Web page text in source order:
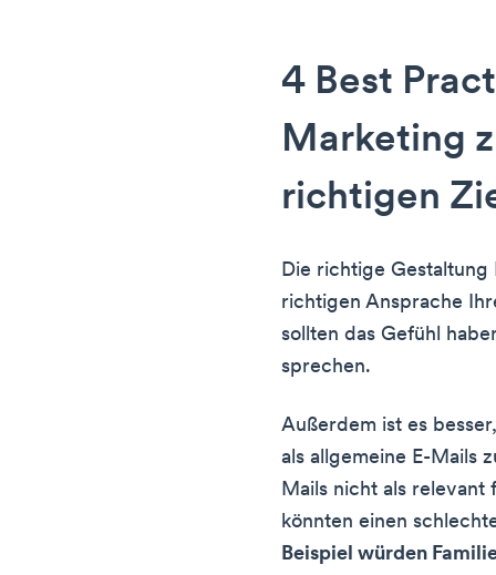
4 Best
Marketing
richtigen
Die richtige
richtigen Ansprache
sollten das Gefühl
sprechen.
Außerdem ist es
als allgemeine E-Mails
Mails nicht als
könnten einen
Beispiel würden